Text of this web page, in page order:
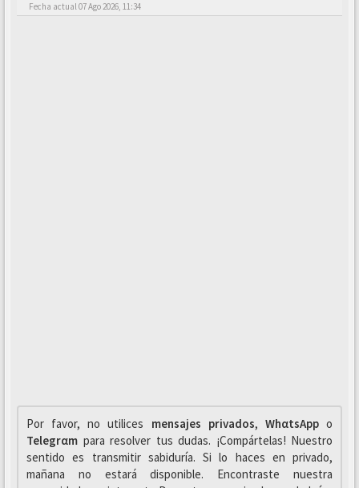
Fecha actual 07 Ago 2026, 11:34
Por favor, no utilices mensajes privados, WhαtsAppo
Telegrαm para resolver tus dudas. ¡Compártelas! Nuestro
sentido es transmitir sabiduría. Si lo haces en privado,
mañana no estará disponible. Encontraste nuestra